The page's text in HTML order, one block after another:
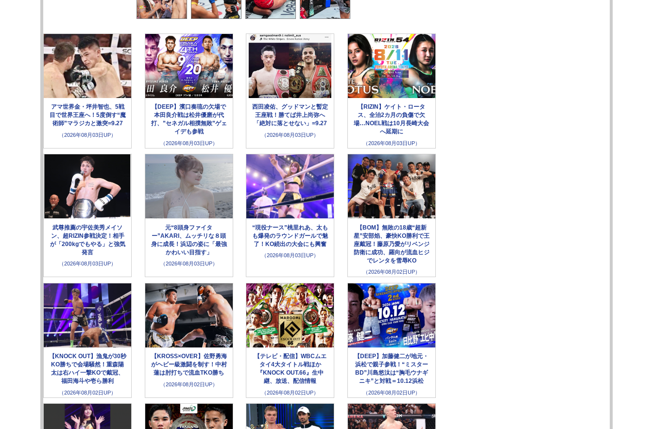
アマ世界金・坪井智也、5戦
目で世界王座へ！5度倒す“魔
術師”マラジカと激突=9.27
（2026年08月03日UP）
【DEEP】濱口奏琉の欠場で
本田良介戦は松井優磨が代
打、”セネガル相撲無敗”ゲェ
イデも参戦
（2026年08月03日UP）
西田凌佑、グッドマンと暫定
王座戦！勝てば井上尚弥へ
「絶対に落とせない」=9.27
（2026年08月03日UP）
【RIZIN】ケイト・ロータ
ス、全治2カ月の負傷で欠
場…NOEL戦は10月長崎大会
へ延期に
（2026年08月03日UP）
武尊推薦の宇佐美秀メイソ
ン、超RIZIN参戦決定！相手
が「200kgでもやる」と強気
発言
（2026年08月03日UP）
元“8頭身ファイタ
ー”AKARI、ムッチリな８頭
身に成長！浜辺の姿に「最強
かわいい目指す」
（2026年08月03日UP）
“現役ナース”桃里れあ、太も
も爆発のラウンドガールで魅
了！KO続出の大会にも興奮
（2026年08月03日UP）
【BOM】無敗の18歳“超新
星”安部焰、豪快KO勝利で王
座戴冠！藤原乃愛がリベンジ
防衛に成功、羅向が流血ヒジ
でレンタを雪辱KO
（2026年08月02日UP）
【KNOCK OUT】漁鬼が30秒
KO勝ちで会場騒然！重森陽
太は右ハイ一撃KOで戴冠、
福田海斗や壱ら勝利
（2026年08月02日UP）
【KROSS×OVER】佐野勇海
がヘビー級激闘を制す！中村
蓮は肘打ちで流血TKO勝ち
（2026年08月02日UP）
【テレビ・配信】WBCムエ
タイ4大タイトル戦ほか
『KNOCK OUT.66』生中
継、放送、配信情報
（2026年08月02日UP）
【DEEP】加藤健二が地元・
浜松で親子参戦！“ミスター
BD”川島悠汰は“胸毛ウナギ
ニキ”と対戦＝10.12浜松
（2026年08月02日UP）